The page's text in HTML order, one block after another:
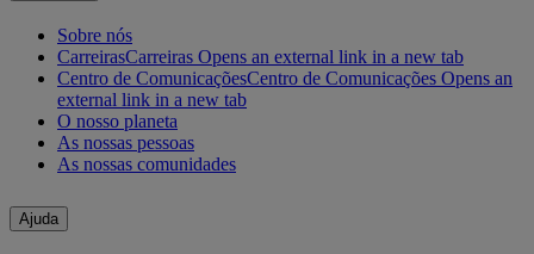
Sobre nós
CarreirasCarreiras Opens an external link in a new tab
Centro de ComunicaçõesCentro de Comunicações Opens an
external link in a new tab
O nosso planeta
As nossas pessoas
As nossas comunidades
Ajuda